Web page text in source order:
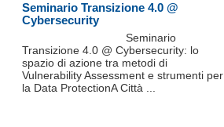
Seminario Transizione 4.0 @
Cybersecurity
Seminario
Transizione 4.0 @ Cybersecurity: lo
spazio di azione tra metodi di
Vulnerability Assessment e strumenti per
la Data ProtectionA Città ...